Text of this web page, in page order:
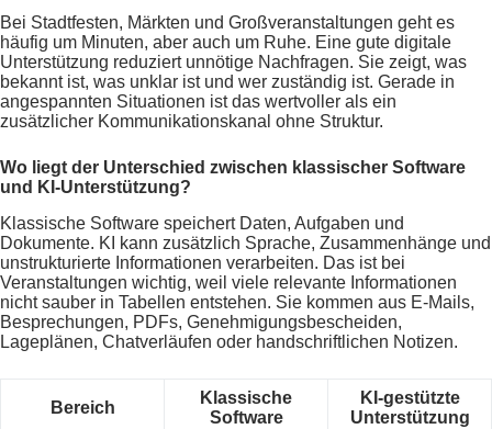
Bei Stadtfesten, Märkten und Großveranstaltungen geht es
häufig um Minuten, aber auch um Ruhe. Eine gute digitale
Unterstützung reduziert unnötige Nachfragen. Sie zeigt, was
bekannt ist, was unklar ist und wer zuständig ist. Gerade in
angespannten Situationen ist das wertvoller als ein
zusätzlicher Kommunikationskanal ohne Struktur.
Wo liegt der Unterschied zwischen klassischer Software
und KI-Unterstützung?
Klassische Software speichert Daten, Aufgaben und
Dokumente. KI kann zusätzlich Sprache, Zusammenhänge und
unstrukturierte Informationen verarbeiten. Das ist bei
Veranstaltungen wichtig, weil viele relevante Informationen
nicht sauber in Tabellen entstehen. Sie kommen aus E-Mails,
Besprechungen, PDFs, Genehmigungsbescheiden,
Lageplänen, Chatverläufen oder handschriftlichen Notizen.
Bereich
Klassische
Software
KI-gestützte
Unterstützung